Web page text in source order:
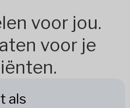
voor jou.
voor je
als